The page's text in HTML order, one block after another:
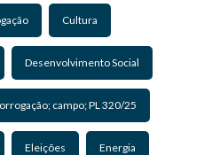
Cultura
Desenvolvimento Social
campo; PL 320/25
Eleições Energia